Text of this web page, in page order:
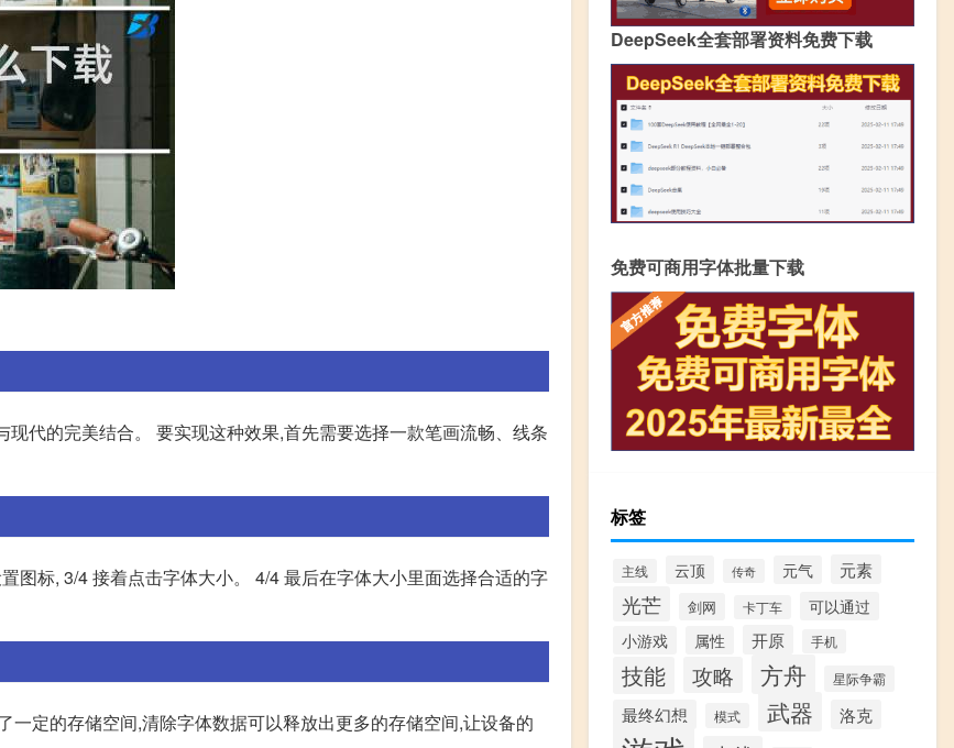
代的完美结合。 要实现这种效果,首先需要选择一款笔画流畅、线条
图标, 3/4 接着点击字体大小。 4/4 最后在字体大小里面选择合适的字
定的存储空间,清除字体数据可以释放出更多的存储空间,让设备的
DeepSeek全套部署资料免费下载
免费可商用字体批量下载
标签
主线 云顶 传奇 元气 元素
光芒 剑网 卡丁车
可以通过
小游戏
属性 开原 手机
技能 攻略 方舟 星际争霸
最终幻想 模式 武器 洛克